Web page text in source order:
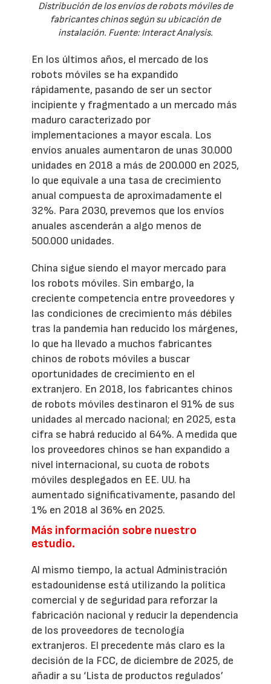
Distribución de los envíos de robots móviles de
fabricantes chinos según su ubicación de
instalación. Fuente: Interact Analysis.
En los últimos años, el mercado de los
robots móviles se ha expandido
rápidamente, pasando de ser un sector
incipiente y fragmentado a un mercado más
maduro caracterizado por
implementaciones a mayor escala. Los
envíos anuales aumentaron de unas 30.000
unidades en 2018 a más de 200.000 en 2025,
lo que equivale a una tasa de crecimiento
anual compuesta de aproximadamente el
32%. Para 2030, prevemos que los envíos
anuales ascenderán a algo menos de
500.000 unidades.
China sigue siendo el mayor mercado para
los robots móviles. Sin embargo, la
creciente competencia entre proveedores y
las condiciones de crecimiento más débiles
tras la pandemia han reducido los márgenes,
lo que ha llevado a muchos fabricantes
chinos de robots móviles a buscar
oportunidades de crecimiento en el
extranjero. En 2018, los fabricantes chinos
de robots móviles destinaron el 91% de sus
unidades al mercado nacional; en 2025, esta
cifra se habrá reducido al 64%. A medida que
los proveedores chinos se han expandido a
nivel internacional, su cuota de robots
móviles desplegados en EE. UU. ha
aumentado significativamente, pasando del
1% en 2018 al 36% en 2025.
Más información sobre nuestro
estudio.
Al mismo tiempo, la actual Administración
estadounidense está utilizando la política
comercial y de seguridad para reforzar la
fabricación nacional y reducir la dependencia
de los proveedores de tecnología
extranjeros. El precedente más claro es la
decisión de la FCC, de diciembre de 2025, de
añadir a su ‘Lista de productos regulados’